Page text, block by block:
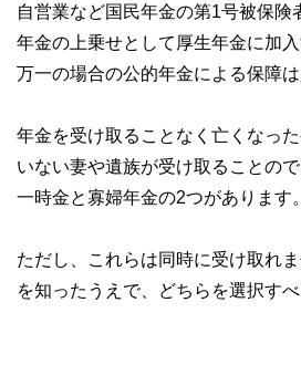
自営業など国民年金の第1号被保険
年金の上乗せとして厚生年金に加
万一の場合の公的年金による保障
年金を受け取ることなく亡くなっ
いない妻や遺族が受け取ることの
一時金と寡婦年金の2つがあります。
ただし、これらは同時に受け取れ
を知ったうえで、どちらを選択す